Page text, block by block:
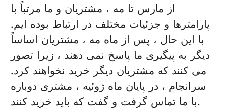
از مارس تا مه ، مشتریان و ما مرتباً با
پارامترها و جزئیات مختلف در ارتباط بوده ایم.
با این حال ، پس از ماه مه ، مشتریان اساساً
دیگر به پیگیری ما پاسخ نمی دهند ، زیرا تصور
می كنند كه مشتریان دیگر خرید نخواهند كرد.
سرانجام ، در پایان ماه ژوئیه ، مشتری دوباره
با ما تماس گرفت و گفت که باید خرید کنند.